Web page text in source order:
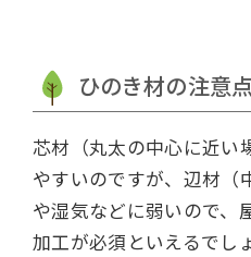
ひのき材の注意点
芯材（丸太の中心に近い
やすいのですが、辺材（
や湿気などに弱いので、
加工が必須といえるでし